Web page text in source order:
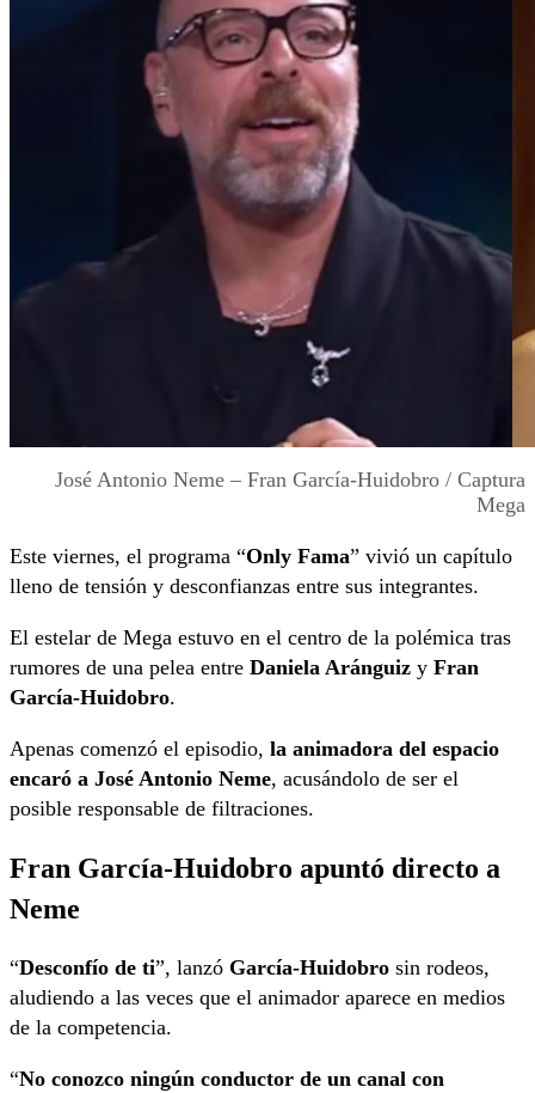
José Antonio Neme – Fran García-Huidobro / Captura
Mega
Este viernes, el programa “Only Fama” vivió un capítulo
lleno de tensión y desconfianzas entre sus integrantes.
El estelar de Mega estuvo en el centro de la polémica tras
rumores de una pelea entre Daniela Aránguiz y Fran
García-Huidobro.
Apenas comenzó el episodio, la animadora del espacio
encaró a José Antonio Neme, acusándolo de ser el
posible responsable de filtraciones.
Fran García-Huidobro apuntó directo a
Neme
“Desconfío de ti”, lanzó García-Huidobro sin rodeos,
aludiendo a las veces que el animador aparece en medios
de la competencia.
“No conozco ningún conductor de un canal con